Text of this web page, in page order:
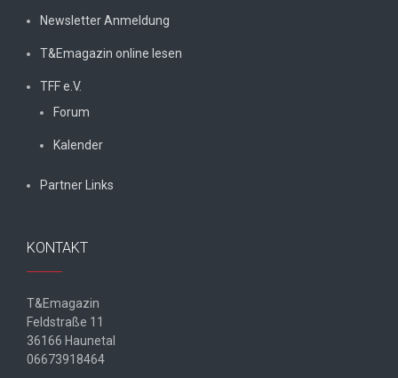
Newsletter Anmeldung
T&Emagazin online lesen
TFF e.V.
Forum
Kalender
Partner Links
KONTAKT
T&Emagazin
Feldstraße 11
36166 Haunetal
06673918464